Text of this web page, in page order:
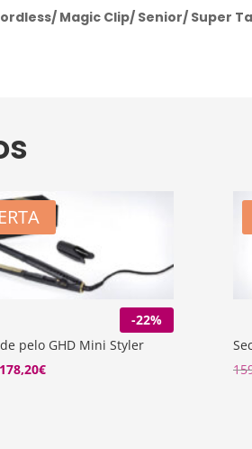
Magic Clip/ Senior/ Super
-22%
pelo GHD Mini Styler
El
178,20€El